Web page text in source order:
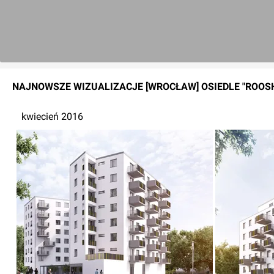
NAJNOWSZE WIZUALIZACJE [WROCŁAW] OSIEDLE
kwiecień 2016